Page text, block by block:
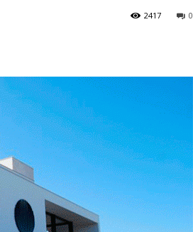
0
2417